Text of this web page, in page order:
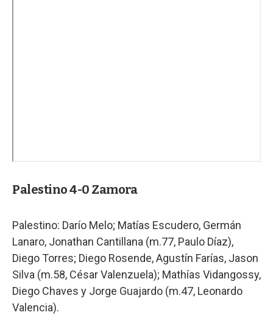
Palestino 4-0 Zamora
Palestino: Darío Melo; Matías Escudero, Germán
Lanaro, Jonathan Cantillana (m.77, Paulo Díaz),
Diego Torres; Diego Rosende, Agustín Farías, Jason
Silva (m.58, César Valenzuela); Mathías Vidangossy,
Diego Chaves y Jorge Guajardo (m.47, Leonardo
Valencia).